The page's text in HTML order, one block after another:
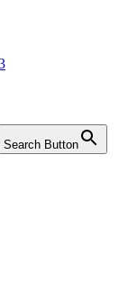
Search Button